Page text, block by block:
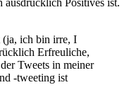
ausdrücklich Positives ist.
(ja, ich bin irre, I
Erfreuliche,
Tweets in meiner
-tweeting ist